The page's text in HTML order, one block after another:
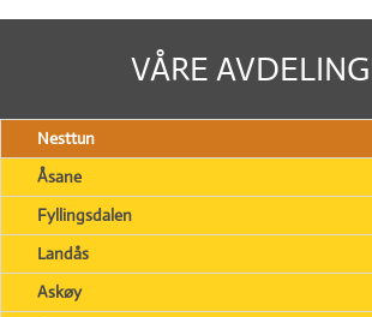
VÅRE
Nesttun
Åsane
Fyllingsdalen
Landås
Askøy